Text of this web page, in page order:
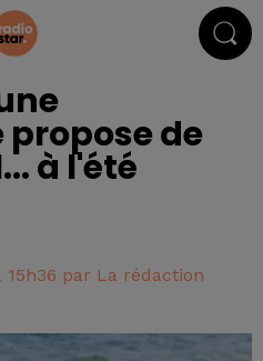
de
à l'été
par La rédaction